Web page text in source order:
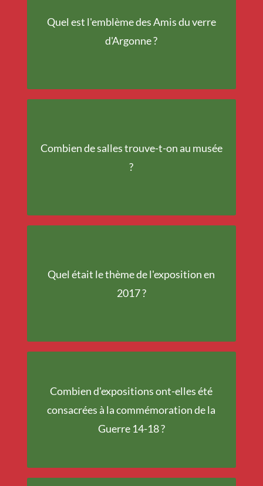
Quel est l'emblème des Amis du verre
d'Argonne ?
Le souffleur de verre
Combien de salles trouve-t-on au musée
?
Quatre
Quel était le thème de l'exposition en
2017 ?
Verreries d'Argonne en
Révolution(s)
Combien d'expositions ont-elles été
consacrées à la commémoration de la
Guerre 14-18 ?
Trois